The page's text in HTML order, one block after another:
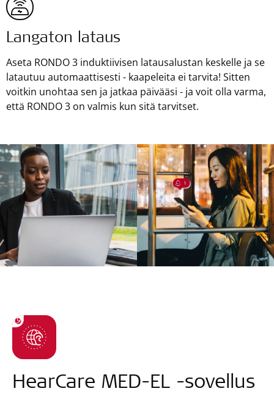
Langaton lataus
Aseta RONDO 3 induktiivisen latausalustan keskelle ja se
latautuu automaattisesti - kaapeleita ei tarvita! Sitten
voitkin unohtaa sen ja jatkaa päivääsi - ja voit olla varma,
että RONDO 3 on valmis kun sitä tarvitset.
HearCare MED-EL -sovellus